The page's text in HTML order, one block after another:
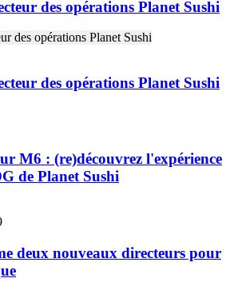
des opérations Planet Sushi
des opérations Planet Sushi
M6 : (re)découvrez l'expérience
de Planet Sushi
deux nouveaux directeurs pour